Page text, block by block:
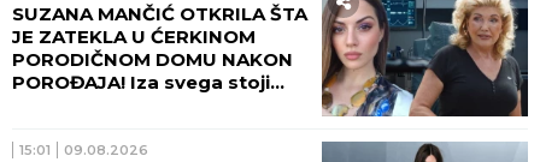
SUZANA MANČIĆ OTKRILA ŠTA
JE ZATEKLA U ĆERKINOM
PORODIČNOM DOMU NAKON
POROĐAJA! Iza svega stoji
15:01 09.08.2026